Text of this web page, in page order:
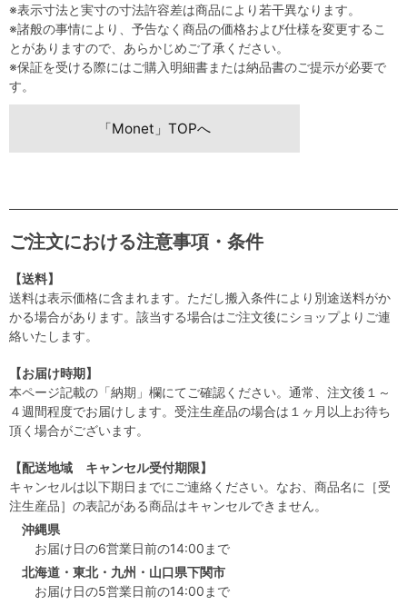
※表示寸法と実寸の寸法許容差は商品により若干異なります。
※諸般の事情により、予告なく商品の価格および仕様を変更するこ
とがありますので、あらかじめご了承ください。
※保証を受ける際にはご購入明細書または納品書のご提示が必要で
す。
「Monet」TOPへ
ご注文における注意事項・条件
【送料】
送料は表示価格に含まれます。ただし搬入条件により別途送料がか
かる場合があります。該当する場合はご注文後にショップよりご連
絡いたします。
【お届け時期】
本ページ記載の「納期」欄にてご確認ください。通常、注文後１～
４週間程度でお届けします。受注生産品の場合は１ヶ月以上お待ち
頂く場合がございます。
【配送地域 キャンセル受付期限】
キャンセルは以下期日までにご連絡ください。なお、商品名に［受
注生産品］の表記がある商品はキャンセルできません。
沖縄県
お届け日の6営業日前の14:00まで
北海道・東北・九州・山口県下関市
お届け日の5営業日前の14:00まで